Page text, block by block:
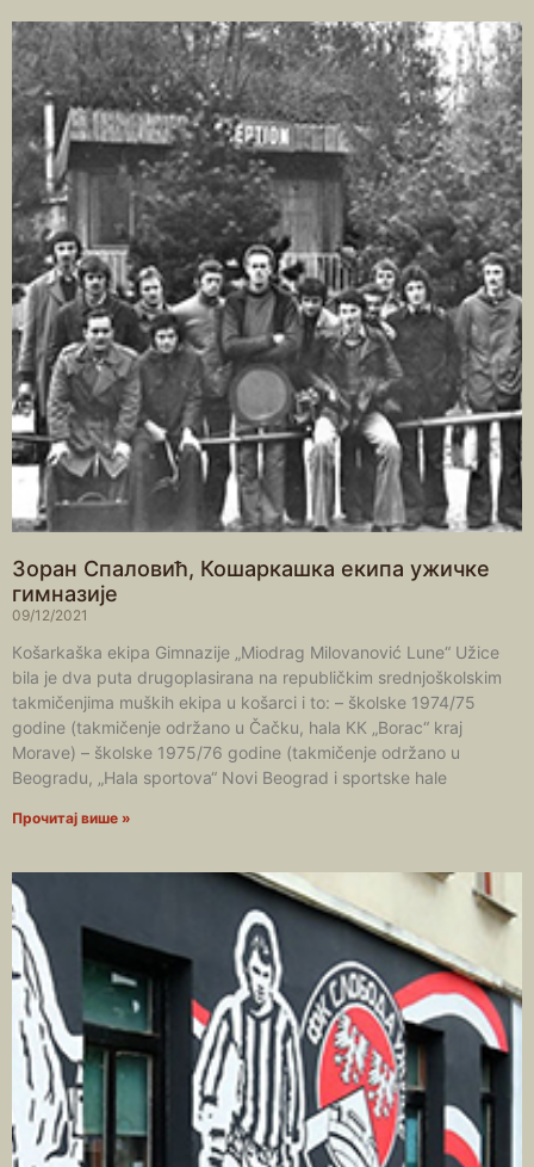
Зоран Спаловић, Кошаркашка екипа ужичке
гимназије
09/12/2021
Кošarkaška ekipa Gimnazije „Miodrag Milovanović Lune“ Užice
bila je dva puta drugoplasirana na republičkim srednjoškolskim
takmičenjima muških ekipa u košarci i to: – školske 1974/75
godine (takmičenje održano u Čačku, hala КК „Borac“ kraj
Morave) – školske 1975/76 godine (takmičenje održano u
Beogradu, „Hala sportova“ Novi Beograd i sportske hale
Прочитај више »